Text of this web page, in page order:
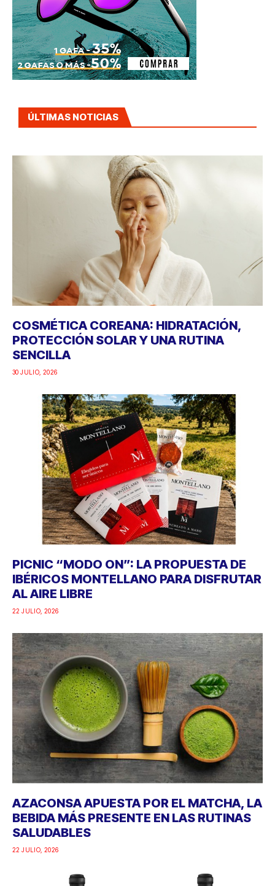
ÚLTIMAS NOTICIAS
COSMÉTICA COREANA: HIDRATACIÓN,
PROTECCIÓN SOLAR Y UNA RUTINA
SENCILLA
30 JULIO, 2026
PICNIC “MODO ON”: LA PROPUESTA DE
IBÉRICOS MONTELLANO PARA DISFRUTAR
AL AIRE LIBRE
22 JULIO, 2026
AZACONSA APUESTA POR EL MATCHA, LA
BEBIDA MÁS PRESENTE EN LAS RUTINAS
SALUDABLES
22 JULIO, 2026